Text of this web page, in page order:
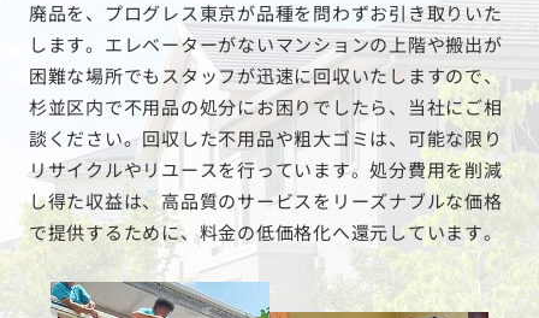
廃品を、プログレス東京が品種を問わずお引き取りいた
します。エレベーターがないマンションの上階や搬出が
困難な場所でもスタッフが迅速に回収いたしますので、
杉並区内で不用品の処分にお困りでしたら、当社にご相
談ください。回収した不用品や粗大ゴミは、可能な限り
リサイクルやリユースを行っています。処分費用を削減
し得た収益は、高品質のサービスをリーズナブルな価格
で提供するために、料金の低価格化へ還元しています。